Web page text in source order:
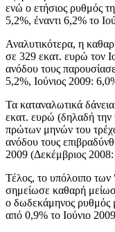
ενώ ο ετήσιος ρυθμός
5,2%, έναντι 6,2% το
Αναλυτικότερα, η
σε 329 εκατ. ευρώ τον
ανόδου τους
5,2%, Ιούνιος 2009:
Τα καταναλωτικά
εκατ. ευρώ (δηλαδή την
πρώτων μηνών του
ανόδου τους
2009 (Δεκέμβριος
Τέλος, το υπόλοιπο των
σημείωσε καθαρή
ο δωδεκάμηνος ρυθμός
από 0,9% το Ιούνιο